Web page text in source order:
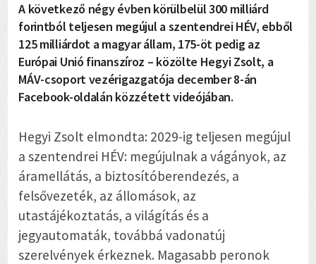
A következő négy évben körülbelül 300 milliárd
forintból teljesen megújul a szentendrei HÉV, ebből
125 milliárdot a magyar állam, 175-öt pedig az
Európai Unió finanszíroz – közölte Hegyi Zsolt, a
MÁV-csoport vezérigazgatója december 8-án
Facebook-oldalán közzétett videójában.
Hegyi Zsolt elmondta: 2029-ig teljesen megújul
a szentendrei HÉV: megújulnak a vágányok, az
áramellátás, a biztosítóberendezés, a
felsővezeték, az állomások, az
utastájékoztatás, a világítás és a
jegyautomaták, továbbá vadonatúj
szerelvények érkeznek. Magasabb peronok